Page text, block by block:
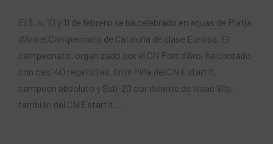
El 3, 4, 10 y 11 de febrero se ha celebrado en aguas de Platja
d’Aro el Campeonato de Cataluña de clase Europa. El
campeonato, organizado por el CN ​​Port d’Aro, ha contado
con casi 40 regatistas. Oriol Piña del CN ​​Estartit,
campeón absoluto y Sub-20 por delante de Isaac Vila,
también del CN ​​Estartit,...